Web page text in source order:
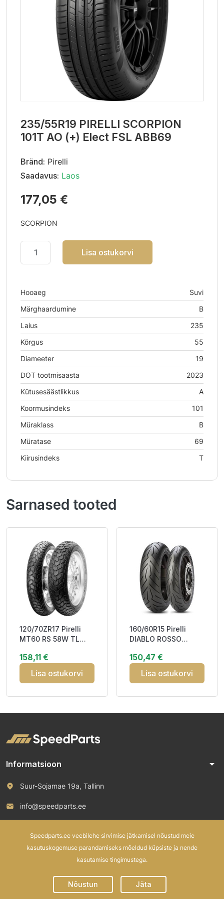
235/55R19 PIRELLI SCORPION
101T AO (+) Elect FSL ABB69
Bränd: Pirelli
Saadavus: Laos
177,05 €
SCORPION
Lisa ostukorvi
Hooaeg
Suvi
Märghaardumine
B
Laius
235
Kõrgus
55
Diameeter
19
DOT tootmisaasta
2023
Kütusesäästlikkus
A
Koormusindeks
101
Müraklass
B
Müratase
69
Kiirusindeks
T
Sarnased tooted
120/70ZR17 Pirelli
MT60 RS 58W TL
Front
158,11 €
Lisa ostukorvi
160/60R15 Pirelli
DIABLO ROSSO
SCOOTER SPORT
TOUR
150,47 €
Lisa ostukorvi
Informatsioon arrow_drop_down
Suur-Sojamae 19a, Tallinn
info@speedparts.ee
Speedparts.ee veebilehe sirvimise jätkamisel nõustud meie
kasutuskogemuse parandamiseks mõeldud küpsiste ja nende
kasutamise tingimustega.
Nõustun Jäta